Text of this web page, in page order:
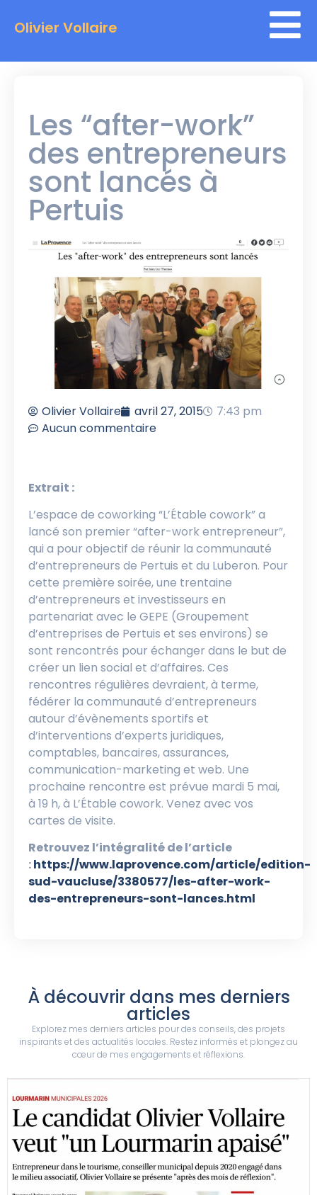
Olivier Vollaire
Les “after-work”
des entrepreneurs
sont lancés à
Pertuis
Olivier Vollaire avril 27, 2015
7:43 pm
Aucun commentaire
Extrait :
L’espace de coworking “L’Étable cowork” a
lancé son premier “after-work entrepreneur”,
qui a pour objectif de réunir la communauté
d’entrepreneurs de Pertuis et du Luberon. Pour
cette première soirée, une trentaine
d’entrepreneurs et investisseurs en
partenariat avec le GEPE (Groupement
d’entreprises de Pertuis et ses environs) se
sont rencontrés pour échanger dans le but de
créer un lien social et d’affaires. Ces
rencontres régulières devraient, à terme,
fédérer la communauté d’entrepreneurs
autour d’évènements sportifs et
d’interventions d’experts juridiques,
comptables, bancaires, assurances,
communication-marketing et web. Une
prochaine rencontre est prévue mardi 5 mai,
à 19 h, à L’Étable cowork. Venez avec vos
cartes de visite.
Retrouvez l’intégralité de l’article
:https://www.laprovence.com/article/edition-
sud-vaucluse/3380577/les-after-work-
des-entrepreneurs-sont-lances.html
À découvrir dans mes derniers
articles
Explorez mes derniers articles pour des conseils, des projets
inspirants et des actualités locales. Restez informés et plongez au
cœur de mes engagements et réflexions.